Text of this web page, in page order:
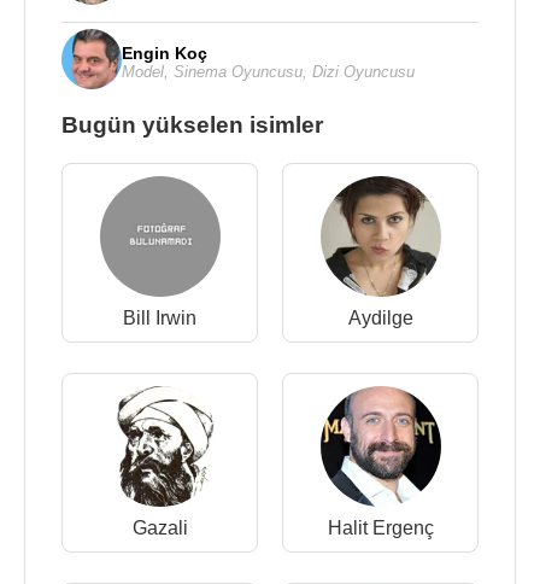
Engin Koç
Model Sinema Oyuncusu Dizi Oyuncusu
Bugün yükselen isimler
Bill Irwin Aydilge
Gazali Halit Ergenç